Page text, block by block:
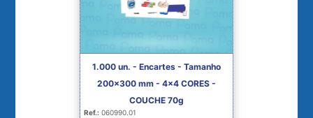
1.000 un. - Encartes - Tamanho
200x300 mm - 4x4 CORES -
COUCHE 70g
Ref.: 060990.01